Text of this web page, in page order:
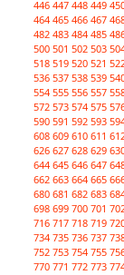
446 447 448 449
464 465 466 467
482 483 484 485
500 501 502 503
518 519 520 521
536 537 538 539
554 555 556 557
572 573 574 575
590 591 592 593
608 609 610 611
626 627 628 629
644 645 646 647
662 663 664 665
680 681 682 683
698 699 700 701
716 717 718 719
734 735 736 737
752 753 754 755
770 771 772 773